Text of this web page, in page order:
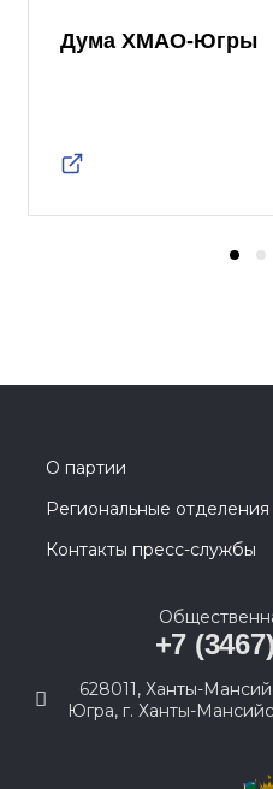
Дума ХМАО-Югры
О партии
Региональные отделения
Контакты пресс-службы
+7
628011, Ханты-
Югра, г. Ханты-